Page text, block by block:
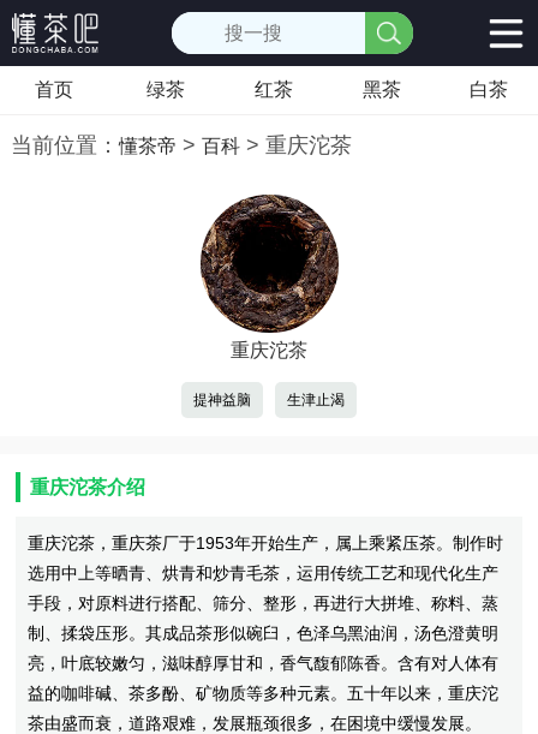
首页 绿茶 红茶 黑茶 白茶
当前位置：懂茶帝 > 百科> 重庆沱茶
重庆沱茶
提神益脑 生津止渴
重庆沱茶介绍
重庆沱茶，重庆茶厂于1953年开始生产，属上乘紧压茶。制作时
选用中上等晒青、烘青和炒青毛茶，运用传统工艺和现代化生产
手段，对原料进行搭配、筛分、整形，再进行大拼堆、称料、蒸
制、揉袋压形。其成品茶形似碗臼，色泽乌黑油润，汤色澄黄明
亮，叶底较嫩匀，滋味醇厚甘和，香气馥郁陈香。含有对人体有
益的咖啡碱、茶多酚、矿物质等多种元素。五十年以来，重庆沱
茶由盛而衰，道路艰难，发展瓶颈很多，在困境中缓慢发展。